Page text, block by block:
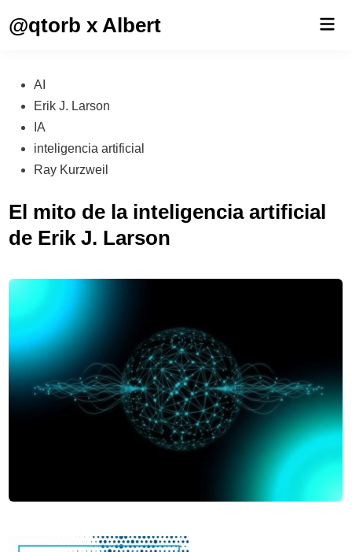
@qtorb x Albert
Publicado
en
AI
Erik J. Larson
IA
inteligencia artificial
Ray Kurzweil
El mito de la inteligencia artificial
de Erik J. Larson